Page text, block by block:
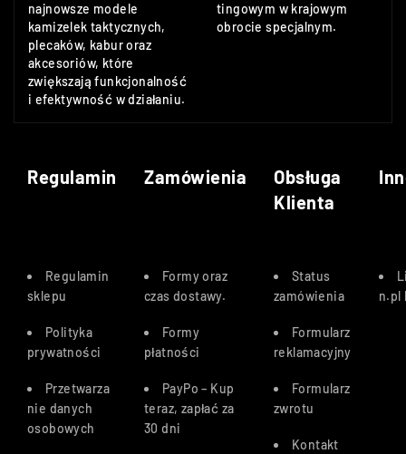
najnowsze modele
kamizelek taktycznych,
plecaków, kabur oraz
akcesoriów, które
zwiększają funkcjonalność
i efektywność w działaniu.
tingowym w krajowym
obrocie specjalnym.
Regulamin Zamówienia
Obsługa
Klienta
Regulamin
sklepu
Polityka
prywatności
Przetwarza
nie danych
osobowych
Formy oraz
czas dostawy.
Formy
płatności
PayPo – Kup
teraz, zapłać za
30 dni
Status
zamówienia
Formularz
reklamacyjny
Formularz
zwrotu
Kontakt
n.pl